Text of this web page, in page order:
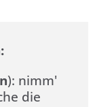
): nimm'
die